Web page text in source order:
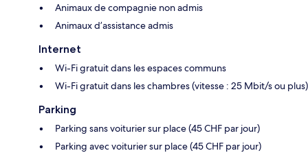
Animaux de compagnie non admis
Animaux d’assistance admis
Internet
Wi-Fi gratuit dans les espaces communs
Wi-Fi gratuit dans les chambres (vitesse : 25 Mbit/s ou plus)
Parking
Parking sans voiturier sur place (45 CHF par jour)
Parking avec voiturier sur place (45 CHF par jour)